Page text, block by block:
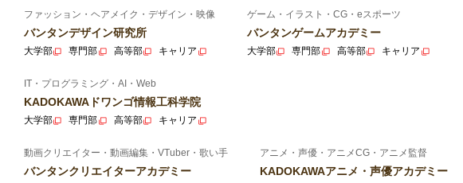
ファッション・ヘアメイク・デザイン・映像
バンタンデザイン研究所
大学部 専門部 高等部 キャリア
ゲーム・イラスト・CG・eスポーツ
バンタンゲームアカデミー
大学部 専門部 高等部 キャリア
IT・プログラミング・AI・Web
KADOKAWAドワンゴ情報工科学院
大学部 専門部 高等部 キャリア
動画クリエイター・動画編集・VTuber・歌い手
バンタンクリエイターアカデミー
アニメ・声優・アニメCG・アニメ監督
KADOKAWAアニメ・声優アカデミー